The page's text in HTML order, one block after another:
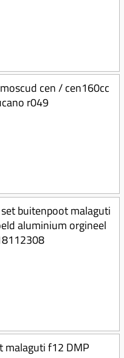
cen / cen160cc
r049
buitenpoot malaguti
aluminium orgineel
malaguti f12 DMP